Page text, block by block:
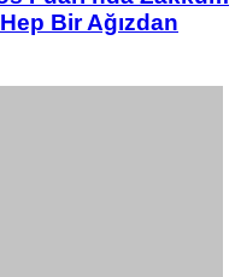
Bir Ağızdan